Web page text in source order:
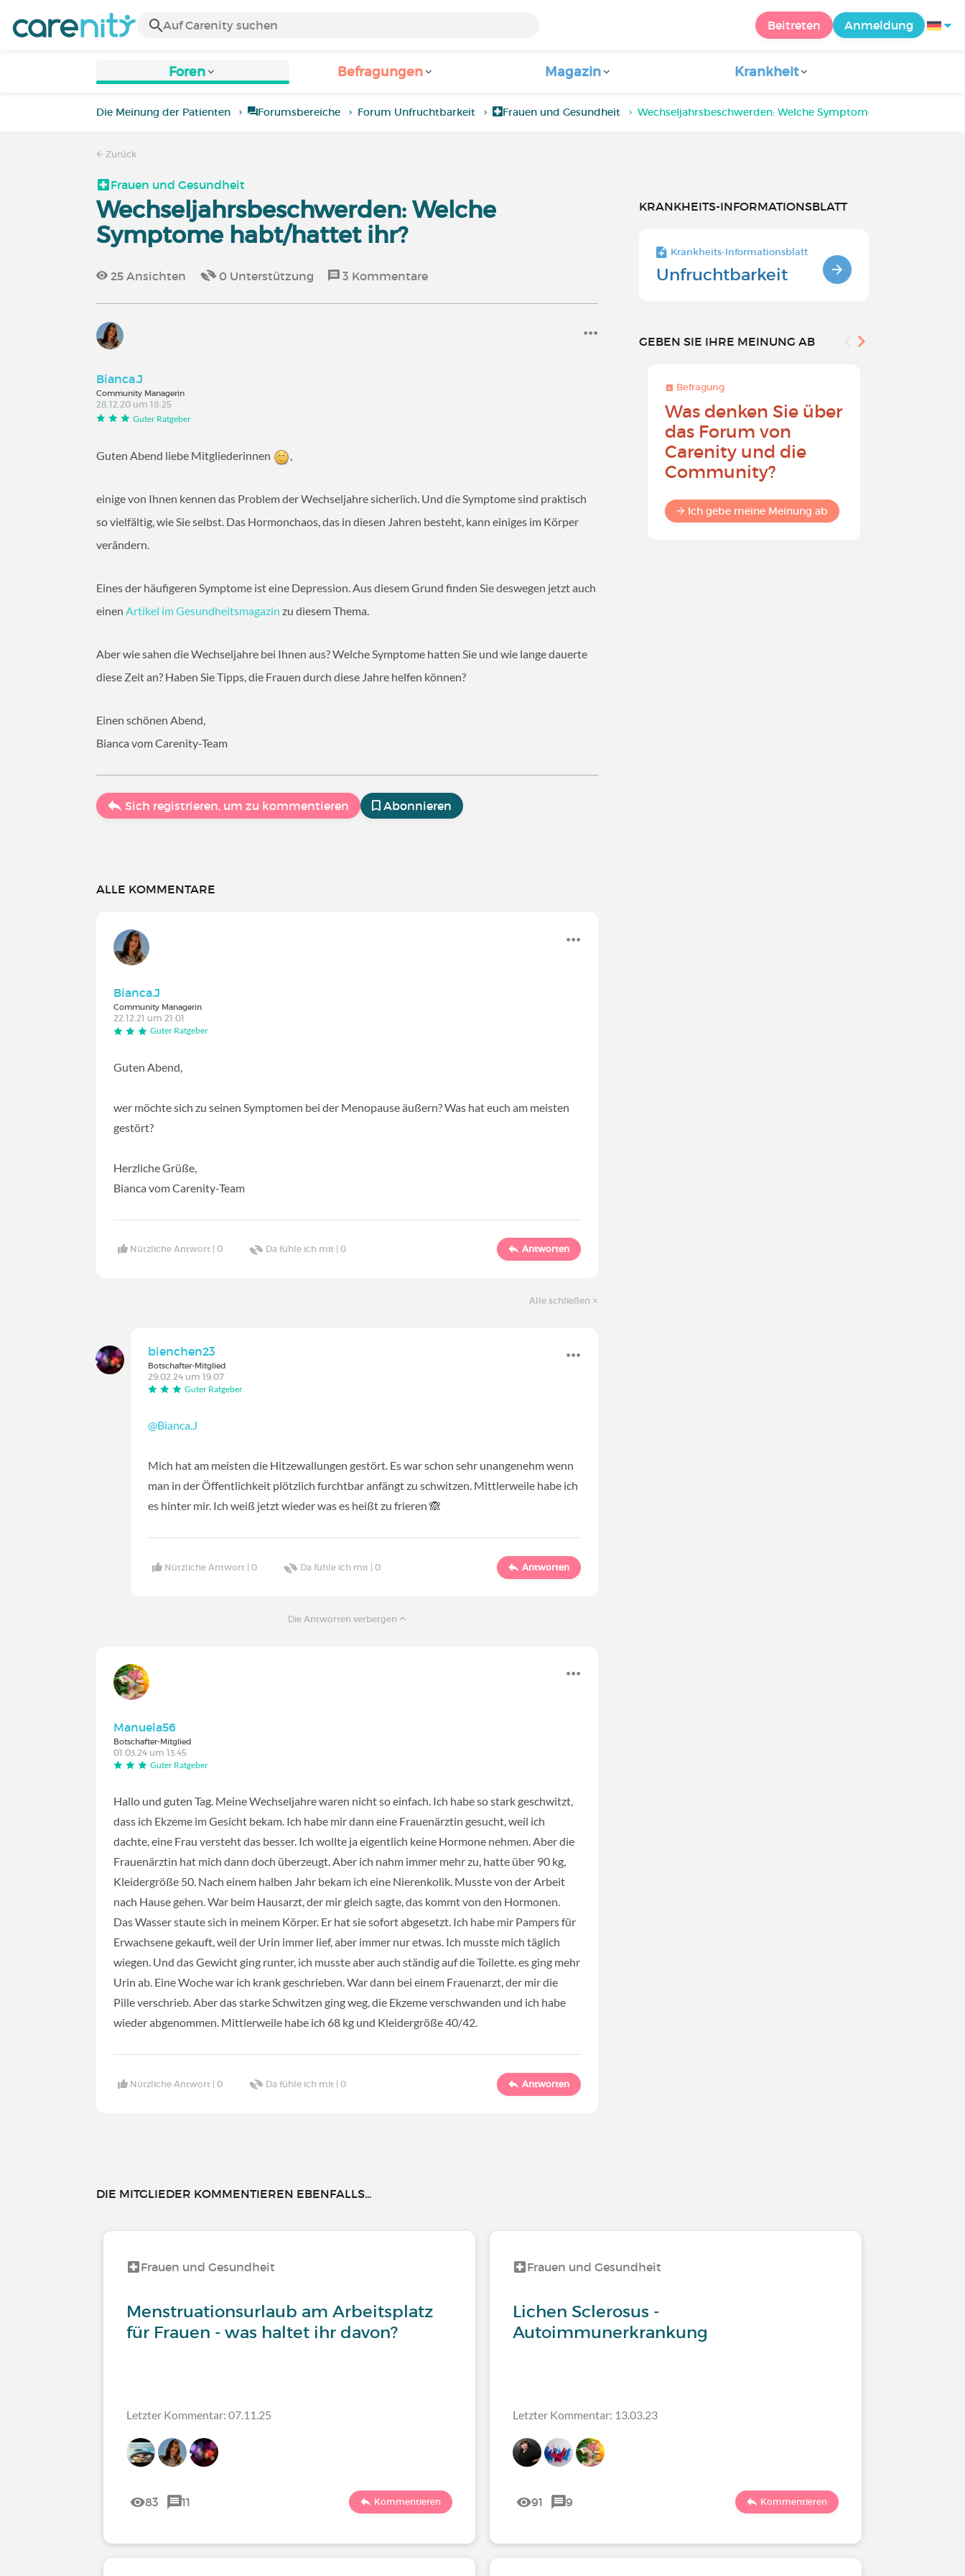
Beitreten Anmeldung
Foren Befragungen Magazin Krankheit
Die Meinung der Patienten Forumsbereiche Forum Unfruchtbarkeit Frauen und Gesundheit Wechseljahrsbeschwerden: Welche Symptome habt/hattet ihr?
Zurück
Frauen und Gesundheit
Wechseljahrsbeschwerden: Welche
Symptome habt/hattet ihr?
25 Ansichten 0 Unterstützung 3 Kommentare
Bianca.J
Community Managerin
28.12.20 um 18:25
Guter Ratgeber
Guten Abend liebe Mitgliederinnen ,
einige von Ihnen kennen das Problem der Wechseljahre sicherlich. Und die Symptome sind praktisch
so vielfältig, wie Sie selbst. Das Hormonchaos, das in diesen Jahren besteht, kann einiges im Körper
verändern.
Eines der häufigeren Symptome ist eine Depression. Aus diesem Grund finden Sie deswegen jetzt auch
einenArtikel im Gesundheitsmagazin zu diesem Thema.
Aber wie sahen die Wechseljahre bei Ihnen aus? Welche Symptome hatten Sie und wie lange dauerte
diese Zeit an? Haben Sie Tipps, die Frauen durch diese Jahre helfen können?
Einen schönen Abend,
Bianca vom Carenity-Team
Sich registrieren, um zu kommentieren Abonnieren
ALLE KOMMENTARE
Bianca.J
Community Managerin
22.12.21 um 21:01
Guter Ratgeber
Guten Abend,
wer möchte sich zu seinen Symptomen bei der Menopause äußern? Was hat euch am meisten
gestört?
Herzliche Grüße,
Bianca vom Carenity-Team
Nützliche Antwort |0 Da fühle ich mit |0 Antworten
Alle schließen
bienchen23
Botschafter-Mitglied
29.02.24 um 19:07
Guter Ratgeber
@Bianca.J
Mich hat am meisten die Hitzewallungen gestört. Es war schon sehr unangenehm wenn
man in der Öffentlichkeit plötzlich furchtbar anfängt zu schwitzen. Mittlerweile habe ich
es hinter mir. Ich weiß jetzt wieder was es heißt zu frieren 🙈
Nützliche Antwort |0 Da fühle ich mit |0 Antworten
Die Antworten verbergen
Manuela56
Botschafter-Mitglied
01.03.24 um 13:45
Guter Ratgeber
Hallo und guten Tag. Meine Wechseljahre waren nicht so einfach. Ich habe so stark geschwitzt,
dass ich Ekzeme im Gesicht bekam. Ich habe mir dann eine Frauenärztin gesucht, weil ich
dachte, eine Frau versteht das besser. Ich wollte ja eigentlich keine Hormone nehmen. Aber die
Frauenärztin hat mich dann doch überzeugt. Aber ich nahm immer mehr zu, hatte über 90 kg,
Kleidergröße 50. Nach einem halben Jahr bekam ich eine Nierenkolik. Musste von der Arbeit
nach Hause gehen. War beim Hausarzt, der mir gleich sagte, das kommt von den Hormonen.
Das Wasser staute sich in meinem Körper. Er hat sie sofort abgesetzt. Ich habe mir Pampers für
Erwachsene gekauft, weil der Urin immer lief, aber immer nur etwas. Ich musste mich täglich
wiegen. Und das Gewicht ging runter, ich musste aber auch ständig auf die Toilette. es ging mehr
Urin ab. Eine Woche war ich krank geschrieben. War dann bei einem Frauenarzt, der mir die
Pille verschrieb. Aber das starke Schwitzen ging weg, die Ekzeme verschwanden und ich habe
wieder abgenommen. Mittlerweile habe ich 68 kg und Kleidergröße 40/42.
Nützliche Antwort |0 Da fühle ich mit |0 Antworten
KRANKHEITS-INFORMATIONSBLATT
Krankheits-Informationsblatt
Unfruchtbarkeit
GEBEN SIE IHRE MEINUNG AB
Befragung
Was denken Sie über
das Forum von
Carenity und die
Community?
Ich gebe meine Meinung ab
DIE MITGLIEDER KOMMENTIEREN EBENFALLS...
Frauen und Gesundheit
Menstruationsurlaub am Arbeitsplatz
für Frauen - was haltet ihr davon?
Letzter Kommentar: 07.11.25
83 11 Kommentieren
Frauen und Gesundheit
Lichen Sclerosus -
Autoimmunerkrankung
Letzter Kommentar: 13.03.23
91 9 Kommentieren